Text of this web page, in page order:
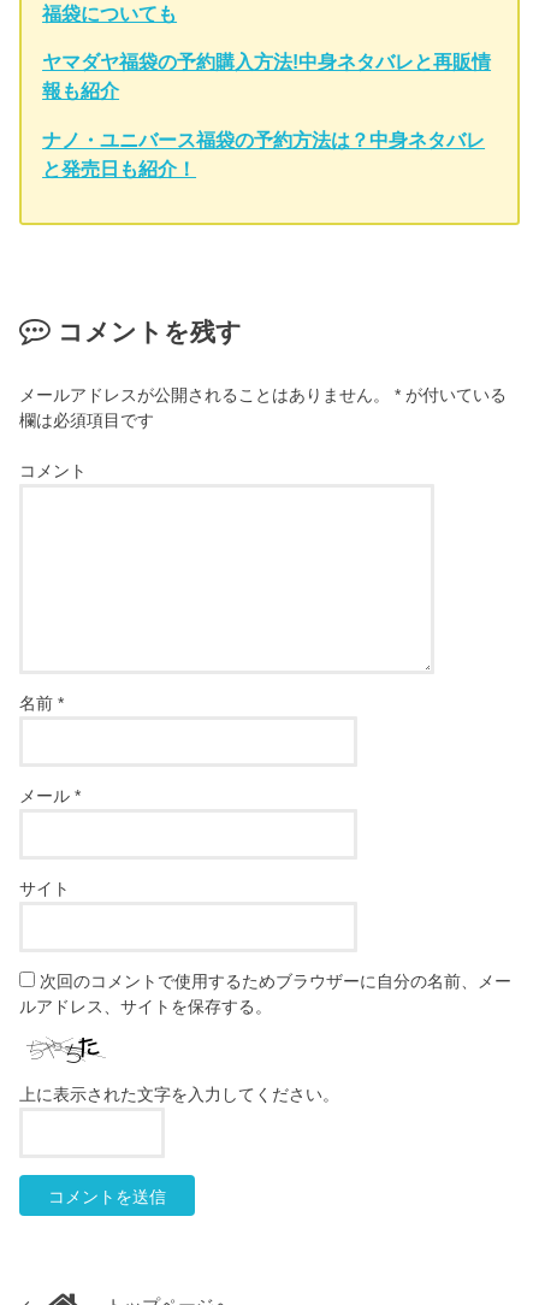
福袋についても
ヤマダヤ福袋の予約購入方法!中身ネタバレと再販情
報も紹介
ナノ・ユニバース福袋の予約方法は？中身ネタバレ
と発売日も紹介！
コメントを残す
メールアドレスが公開されることはありません。 * が付いている
欄は必須項目です
コメント
名前*
メール*
サイト
次回のコメントで使用するためブラウザーに自分の名前、メー
ルアドレス、サイトを保存する。
上に表示された文字を入力してください。